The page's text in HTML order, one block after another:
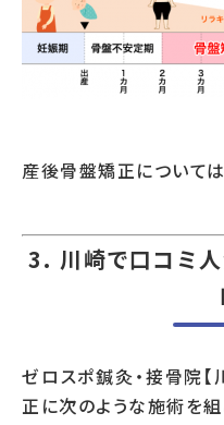
産後骨盤矯正について
3. 川崎で口コミ
ゼロスポ鍼灸・接骨院
正に次のような施術を